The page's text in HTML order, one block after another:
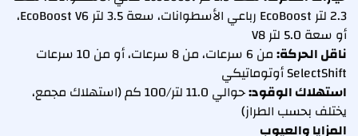
2.3 لتر EcoBoost رباعي الأسطوانات، سعة 3.5 لتر EcoBoost V6،
أو سعة 5.0 لتر V8
ناقل الحركة:
من 6 سرعات، من 8 سرعات، أو من 10 سرعات
SelectShift أوتوماتيكي
استهلاك الوقود:
حوالي 11.0 لتر/100 كم (استهلاك مجمع،
يختلف بحسب الطراز)
المزايا والعيوب